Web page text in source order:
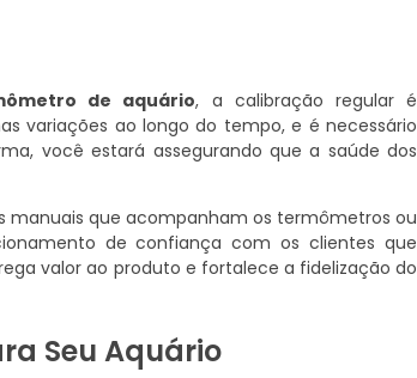
de aquário, a calibração regular é
variações ao longo do tempo, e é necessário
você estará assegurando que a saúde dos
manuais que acompanham os termômetros ou
de confiança com os clientes que
valor ao produto e fortalece a fidelização do
Seu Aquário